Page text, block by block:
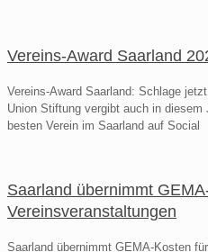
Vereins-Award Saarland
Vereins-Award Saarland: Schlage
Union Stiftung vergibt auch in diesem
besten Verein im Saarland auf Social
Saarland übernimmt
Vereinsveranstaltungen
Saarland übernimmt GEMA-Kosten